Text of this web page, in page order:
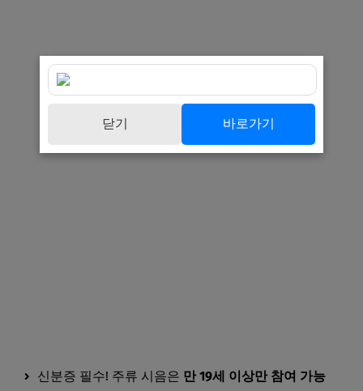
신분증 필수! 주류 시음은 만 19세 이상만 참여 가능
닫기 바로가기